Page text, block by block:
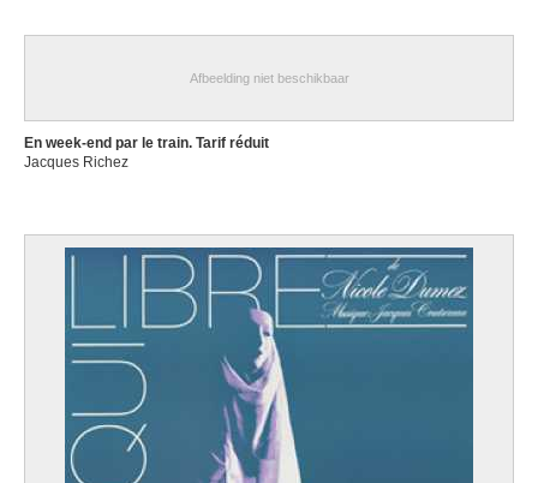
Afbeelding niet beschikbaar
En week-end par le train. Tarif réduit
Jacques Richez